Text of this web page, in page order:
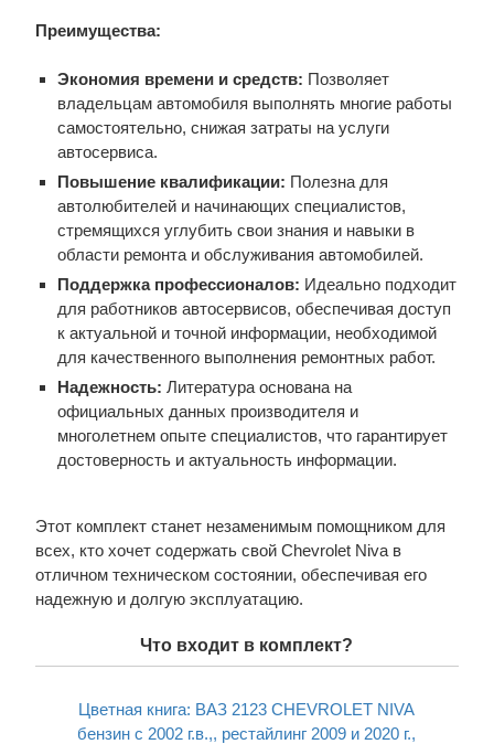
Преимущества:
Экономия времени и средств: Позволяет
владельцам автомобиля выполнять многие работы
самостоятельно, снижая затраты на услуги
автосервиса.
Повышение квалификации: Полезна для
автолюбителей и начинающих специалистов,
стремящихся углубить свои знания и навыки в
области ремонта и обслуживания автомобилей.
Поддержка профессионалов: Идеально подходит
для работников автосервисов, обеспечивая доступ
к актуальной и точной информации, необходимой
для качественного выполнения ремонтных работ.
Надежность: Литература основана на
официальных данных производителя и
многолетнем опыте специалистов, что гарантирует
достоверность и актуальность информации.
Этот комплект станет незаменимым помощником для
всех, кто хочет содержать свой Chevrolet Niva в
отличном техническом состоянии, обеспечивая его
надежную и долгую эксплуатацию.
Что входит в комплект?
Цветная книга: ВАЗ 2123 CHEVROLET NIVA
бензин с 2002 г.в.,, рестайлинг 2009 и 2020 г.,